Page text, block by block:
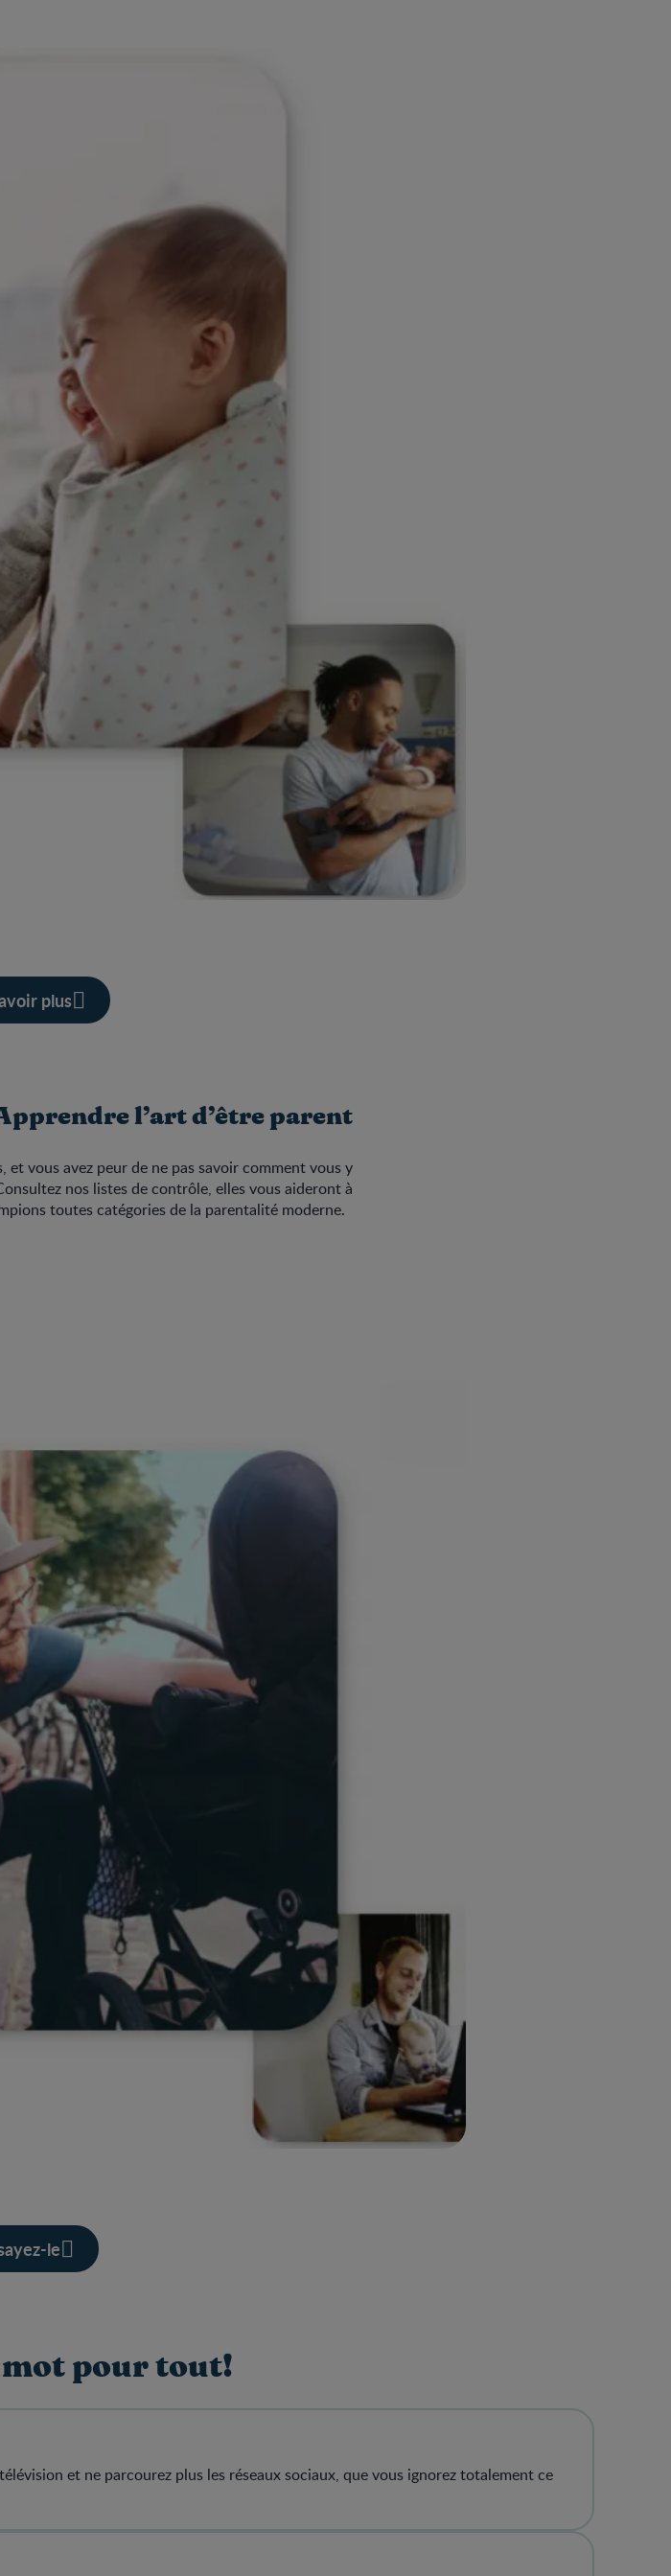
plus
l’art d’être parent
et vous avez peur de ne pas savoir comment vous y
nos listes de contrôle, elles vous aideront à
toutes catégories de la parentalité moderne.
le
pour tout!
et ne parcourez plus les réseaux sociaux, que vous ignorez totalement ce